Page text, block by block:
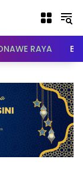
RAYA